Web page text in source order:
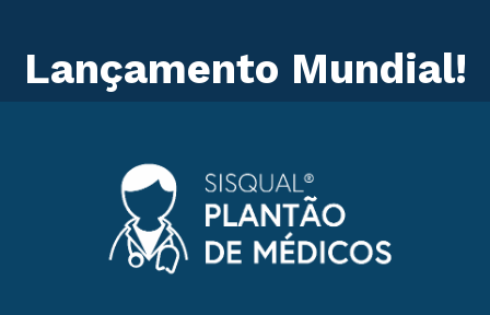
Lançamento Mundial!